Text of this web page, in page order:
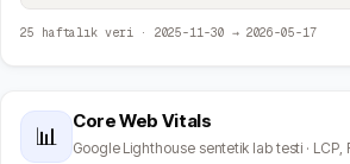
25 haftalık veri · 2025-11-30 → 2026-05-17
📊
Core Web Vitals
Google Lighthouse sentetik lab testi · LCP,